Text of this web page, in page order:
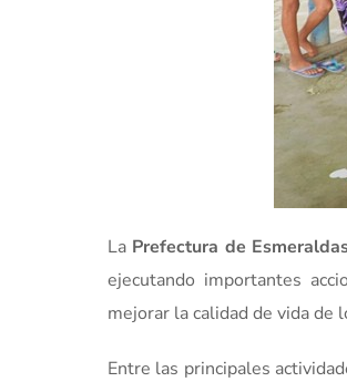
La Prefectura de
ejecutando importantes
mejorar la calidad de vida de
Entre las principales